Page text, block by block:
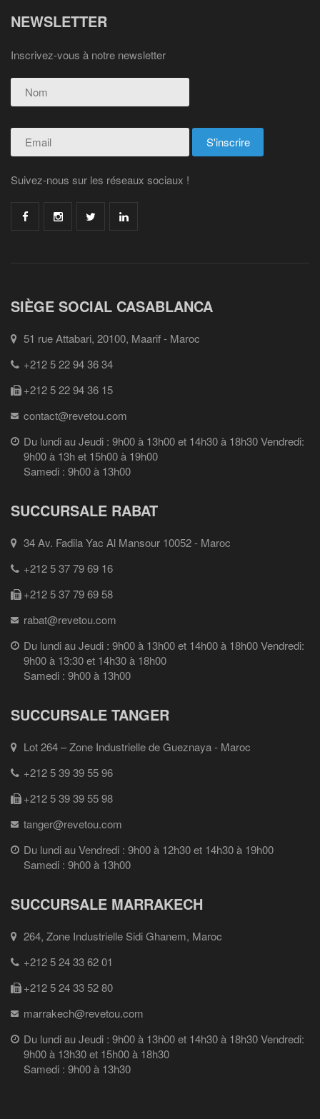
NEWSLETTER
Inscrivez-vous à notre newsletter
Suivez-nous sur les réseaux sociaux !
SIÈGE SOCIAL CASABLANCA
51 rue Attabari, 20100, Maarif - Maroc
+212 5 22 94 36 34
+212 5 22 94 36 15
contact@revetou.com
Du lundi au Jeudi : 9h00 à 13h00 et 14h30 à 18h30 Vendredi:
9h00 à 13h et 15h00 à 19h00
Samedi : 9h00 à 13h00
SUCCURSALE RABAT
34 Av. Fadila Yac Al Mansour 10052 - Maroc
+212 5 37 79 69 16
+212 5 37 79 69 58
rabat@revetou.com
Du lundi au Jeudi : 9h00 à 13h00 et 14h00 à 18h00 Vendredi:
9h00 à 13:30 et 14h30 à 18h00
Samedi : 9h00 à 13h00
SUCCURSALE TANGER
Lot 264 – Zone Industrielle de Gueznaya - Maroc
+212 5 39 39 55 96
+212 5 39 39 55 98
tanger@revetou.com
Du lundi au Vendredi : 9h00 à 12h30 et 14h30 à 19h00
Samedi : 9h00 à 13h00
SUCCURSALE MARRAKECH
264, Zone Industrielle Sidi Ghanem, Maroc
+212 5 24 33 62 01
+212 5 24 33 52 80
marrakech@revetou.com
Du lundi au Jeudi : 9h00 à 13h00 et 14h30 à 18h30 Vendredi:
9h00 à 13h30 et 15h00 à 18h30
Samedi : 9h00 à 13h30